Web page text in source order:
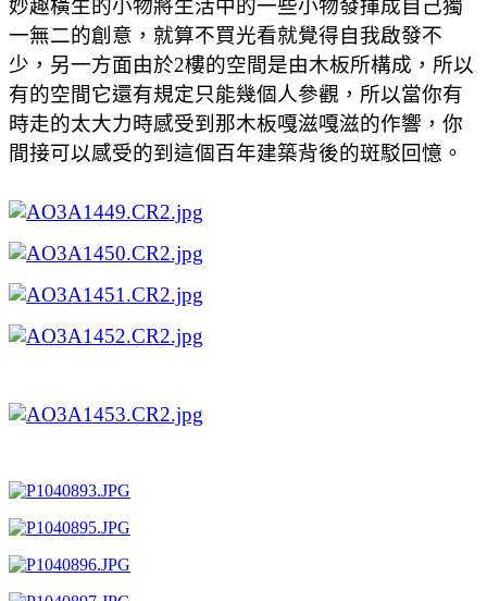
妙趣橫生的小物將生活中的一些小物發揮成自己獨
一無二的創意，就算不買光看就覺得自我啟發不
少，另一方面由於2樓的空間是由木板所構成，所以
有的空間它還有規定只能幾個人參觀，所以當你有
時走的太大力時感受到那木板嘎滋嘎滋的作響，你
間接可以感受的到這個百年建築背後的斑駁回憶。